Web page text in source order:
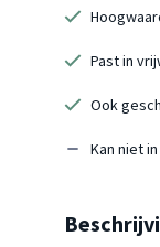
Past in
Ook
Kan niet